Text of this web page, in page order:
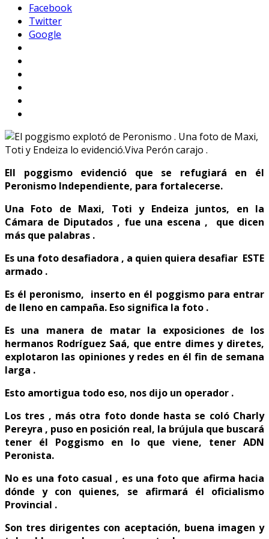
Facebook
Twitter
Google
Ell poggismo evidenció que se refugiará en él
Peronismo Independiente, para fortalecerse.
Una Foto de Maxi, Toti y Endeiza juntos, en la
Cámara de Diputados , fue una escena , que dicen
más que palabras .
Es una foto desafiadora , a quien quiera desafiar ESTE
armado .
Es él peronismo, inserto en él poggismo para entrar
de lleno en campaña. Eso significa la foto .
Es una manera de matar la exposiciones de los
hermanos Rodríguez Saá, que entre dimes y diretes,
explotaron las opiniones y redes en él fin de semana
larga .
Esto amortigua todo eso, nos dijo un operador .
Los tres , más otra foto donde hasta se coló Charly
Pereyra , puso en posición real, la brújula que buscará
tener él Poggismo en lo que viene, tener ADN
Peronista.
No es una foto casual , es una foto que afirma hacia
dónde y con quienes, se afirmará él oficialismo
Provincial .
Son tres dirigentes con aceptación, buena imagen y